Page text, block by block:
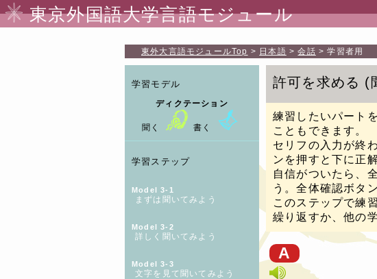
東京外国語大学言語モジュール
東外大言語モジュールTop 日本語 会話 学習者用
学習モデル
ディクテーション
聞く 書く
学習ステップ
Model 3-1
まずは聞いてみよう
Model 3-2
詳しく聞いてみよう
Model 3-3
文字を見て聞いてみよう
許可を求める
練習したいパート
こともできます。
セリフの入力が終
ンを押すと下に正
自信がついたら、
う。全体確認ボタ
このステップで練
繰り返すか、他の
A